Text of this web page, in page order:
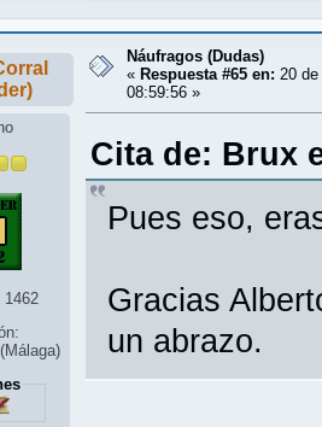
1462
Náufragos (Dudas)
« Respuesta #65 en: 20
08:59:56 »
Cita de: Brux
Pues eso,
Gracias
un abrazo.